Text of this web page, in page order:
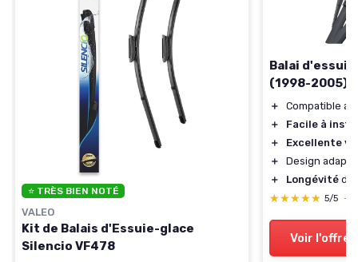
⭐ TRÈS BIEN NOTÉ
VALEO
Kit de Balais d'Essuie-glace
Silencio VF478
Balai
(1998-2005)
＋
Compatible
＋
Facile à
＋
Excellente
＋
Design
＋
Longévité
★★★★★
★★★★★ 5/5 —
Voir l'offre